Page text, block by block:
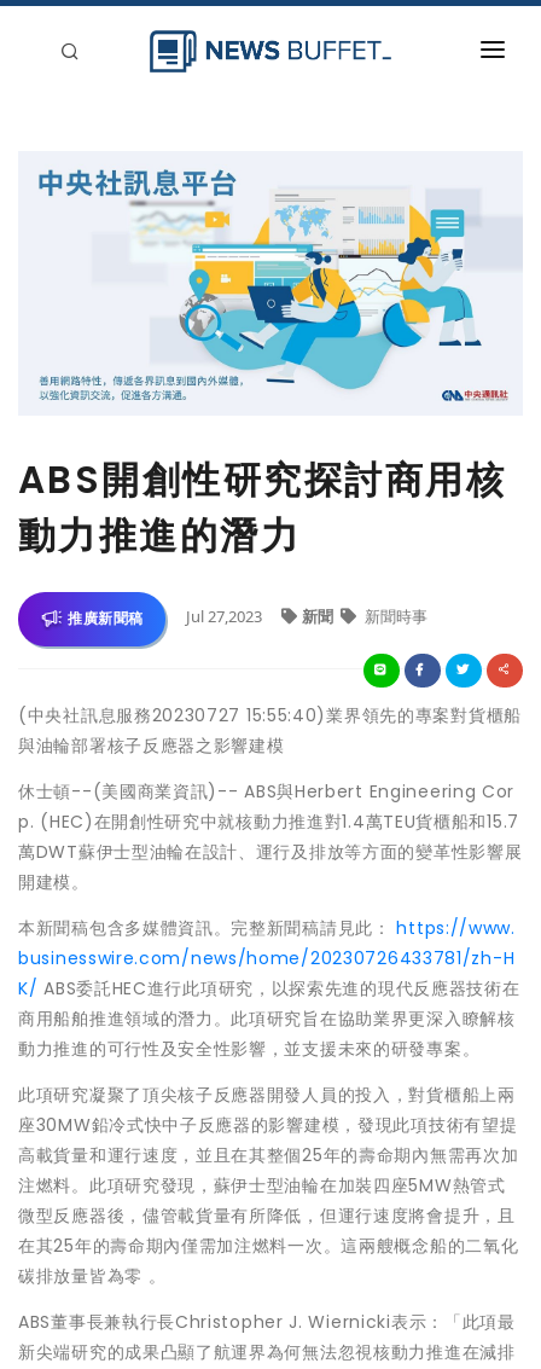
ABS開創性研究探討商用核
動力推進的潛力
推廣新聞稿 Jul 27,2023 新聞 新聞時事
(中央社訊息服務20230727 15:55:40)業界領先的專案對貨櫃船
與油輪部署核子反應器之影響建模
休士頓--(美國商業資訊)-- ABS與Herbert Engineering Cor
p. (HEC)在開創性研究中就核動力推進對1.4萬TEU貨櫃船和15.7
萬DWT蘇伊士型油輪在設計、運行及排放等方面的變革性影響展
開建模。
本新聞稿包含多媒體資訊。完整新聞稿請見此：https://www.
businesswire.com/news/home/20230726433781/zh-H
K/ ABS委託HEC進行此項研究，以探索先進的現代反應器技術在
商用船舶推進領域的潛力。此項研究旨在協助業界更深入瞭解核
動力推進的可行性及安全性影響，並支援未來的研發專案。
此項研究凝聚了頂尖核子反應器開發人員的投入，對貨櫃船上兩
座30MW鉛冷式快中子反應器的影響建模，發現此項技術有望提
高載貨量和運行速度，並且在其整個25年的壽命期內無需再次加
注燃料。此項研究發現，蘇伊士型油輪在加裝四座5MW熱管式
微型反應器後，儘管載貨量有所降低，但運行速度將會提升，且
在其25年的壽命期內僅需加注燃料一次。這兩艘概念船的二氧化
碳排放量皆為零 。
ABS董事長兼執行長Christopher J. Wiernicki表示：「此項最
新尖端研究的成果凸顯了航運界為何無法忽視核動力推進在減排